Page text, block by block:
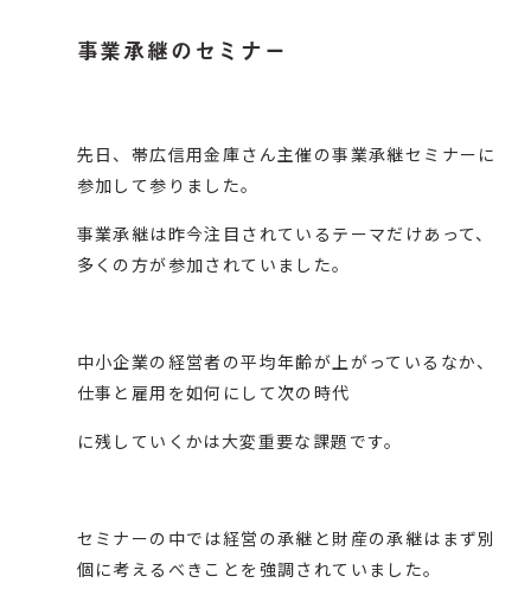
事業承継のセミナー
先日、帯広信用金庫さん主催の事業承継セミナーに
参加して参りました。
事業承継は昨今注目されているテーマだけあって、
多くの方が参加されていました。
中小企業の経営者の平均年齢が上がっているなか、
仕事と雇用を如何にして次の時代
に残していくかは大変重要な課題です。
セミナーの中では経営の承継と財産の承継はまず別
個に考えるべきことを強調されていました。